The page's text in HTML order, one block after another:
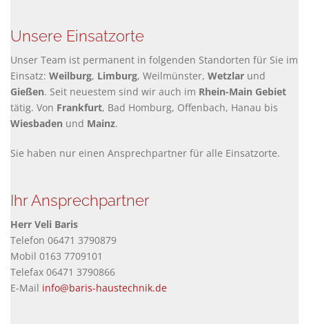
Unsere Einsatzorte
Unser Team ist permanent in folgenden Standorten für Sie im
Einsatz: Weilburg, Limburg, Weilmünster, Wetzlar und
Gießen. Seit neuestem sind wir auch im Rhein-Main Gebiet
tätig. Von Frankfurt, Bad Homburg, Offenbach, Hanau bis
Wiesbaden und Mainz.
Sie haben nur einen Ansprechpartner für alle Einsatzorte.
Ihr Ansprechpartner
Herr Veli Baris
Telefon 06471 3790879
Mobil 0163 7709101
Telefax 06471 3790866
E-Mail info@baris-haustechnik.de